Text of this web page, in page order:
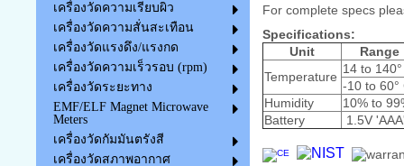
เครื่องวัดความเรียบผิว
เครื่องวัดความสั่นสะเทือน
เครื่องวัดแรงดึง/แรงกด
เครื่องวัดความเร็วรอบ (rpm)
เครื่องวัดระยะทาง
EMF/ELF Magnet Microwave
Meters
เครื่องวัดกัมมันตรังสี
เครื่องวัดสภาพอากาศ
For complete specs
Specifications:
Unit
Range
Temperature
14 to
‐10 to 60°
Humidity
10% to
Battery
1.5V